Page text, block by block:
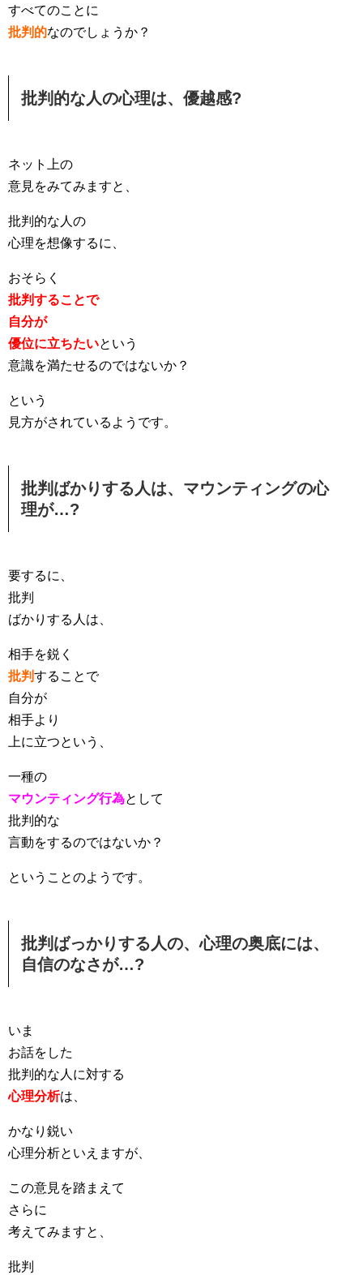
すべてのことに
批判的なのでしょうか？
批判的な人の心理は、優越感?
ネット上の
意見をみてみますと、
批判的な人の
心理を想像するに、
おそらく
批判することで
自分が
優位に立ちたいという
意識を満たせるのではないか？
という
見方がされているようです。
批判ばかりする人は、マウンティングの心
理が…?
要するに、
批判
ばかりする人は、
相手を鋭く
批判することで
自分が
相手より
上に立つという、
一種の
マウンティング行為として
批判的な
言動をするのではないか？
ということのようです。
批判ばっかりする人の、心理の奥底には、
自信のなさが…?
いま
お話をした
批判的な人に対する
心理分析は、
かなり鋭い
心理分析といえますが、
この意見を踏まえて
さらに
考えてみますと、
批判